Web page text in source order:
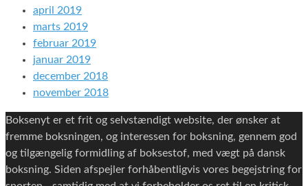
april 2019
marts 2019
februar 2019
januar 2019
december 2018
november 2018
Boksenyt er et frit og selvstændigt website, der ønsker at
fremme boksningen, og interessen for boksning, gennem god
og tilgængelig formidling af boksestof, med vægt på dansk
boksning. Siden afspejler forhåbentligvis vores begejstring for